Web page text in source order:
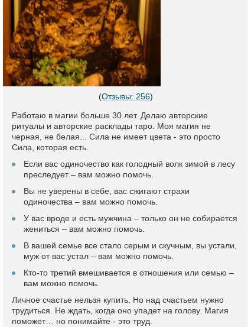
(Отзывы: 256)
Работаю в магии больше 30 лет. Делаю авторские
ритуалы и авторские расклады таро. Моя магия не
черная, не белая... Сила не имеет цвета - это просто
Сила, которая есть.
Если вас одиночество как голодный волк зимой в лесу
преследует – вам можно помочь.
Вы не уверены в себе, вас сжигают страхи
одиночества – вам можно помочь.
У вас вроде и есть мужчина – только он не собирается
жениться – вам можно помочь.
В вашей семье все стало серым и скучным, вы устали,
муж от вас устал – вам можно помочь.
Кто-то третий вмешивается в отношения или семью –
вам можно помочь.
Личное счастье нельзя купить. Но над счастьем нужно
трудиться. Не ждать, когда оно упадет на голову. Магия
поможет… но понимайте - это труд.